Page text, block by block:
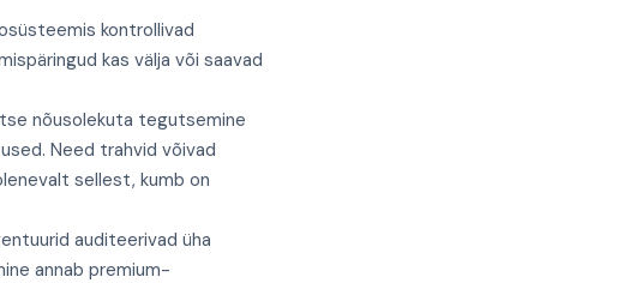
kontrollivad
kas välja või saavad
nõusolekuta tegutsemine
Need trahvid võivad
sellest, kumb on
auditeerivad üha
annab premium-